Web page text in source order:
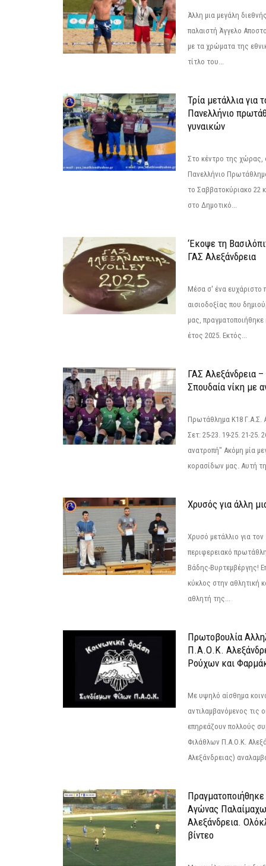
Άλλη μια μεγάλη
παλαιστή Άγγελο
με τα χρώματα της
τίτλο του...
Τρία μετάλλια για
Πανελλήνιο
γυναικών
Στο κέντρο της χώρας,
Πανελλήνιο
το Σαββατοκύριακο 22
στο Δημοτικό...
‘Εκοψε τη
ΓΑΣ Αλεξάνδρεια
Μέσα σ' ένα ευχάριστο
αισιοδοξίας που
μας,
έτος 2025. Εκτός...
ΓΑΣ Αλεξάνδρεια
Σπουδαία νίκη με
Πρωτάθλημα Κ18 Γ.Α.Σ.
Σετ: 25-23. 19-25. 21-25.
ανατροπή" Ακόμη μία
κορασίδων μας. Αυτή
Χρυσός για άλλη
Χρυσό μετάλλιο για
περιφερειακό
Βάδης-Βυρτεμβέργης!
κύκλος στην αθλητική
αθλητή της...
Πρωτοβουλία
Π.Α.Ο.Κ.
Ρούχων και
Με υψηλό αίσθημα
αντιλαμβανόμενος τις
επηρεάζουν πολλούς
Φιλάθλων Π.Α.Ο.Κ.
Αλεξάνδρειας)
Αγώνας
Αλεξάνδρεια.
βίντεο